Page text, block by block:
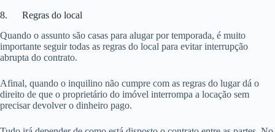
8. Regras do local
Quando o assunto são casas para alugar por temporada, é muito
importante seguir todas as regras do local para evitar interrupção
abrupta do contrato.
Afinal, quando o inquilino não cumpre com as regras do lugar dá o
direito de que o proprietário do imóvel interrompa a locação sem
precisar devolver o dinheiro pago.